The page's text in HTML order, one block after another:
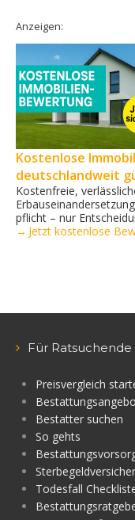
Anzeigen:
Kostenlose
deutschlandweit
Kostenfreie,
pflicht – nur
→ Jetzt kostenlose
Für Ratsuchende
Preisvergleich
Bestatter suchen
So gehts
Todesfall